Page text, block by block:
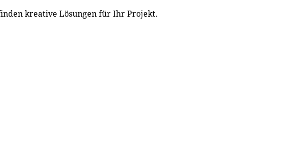
kreative Lösungen für Ihr Projekt.